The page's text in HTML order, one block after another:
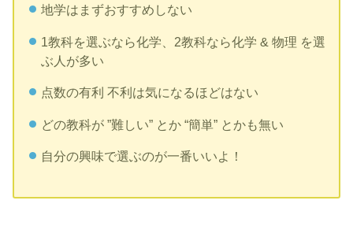
地学はまずおすすめしない
1教科を選ぶなら化学、2教科なら化学 & 物理 を選
ぶ人が多い
点数の有利 不利は気になるほどはない
どの教科が ”難しい” とか “簡単” とかも無い
自分の興味で選ぶのが一番いいよ！